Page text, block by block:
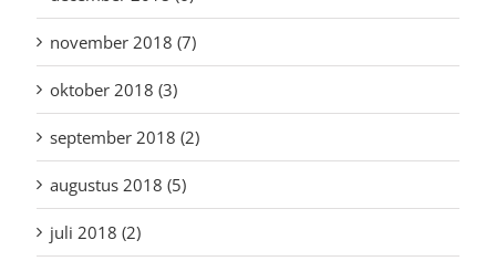
november 2018 (7)
oktober 2018 (3)
september 2018 (2)
augustus 2018 (5)
juli 2018 (2)